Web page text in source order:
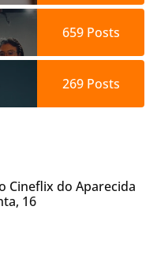
659Posts
269Posts
Cineflix do Aparecida
16